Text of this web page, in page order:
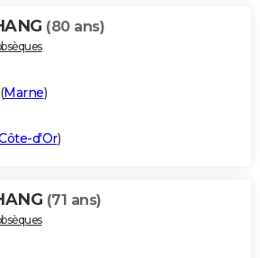
(80 ans)
(Marne)
d'Or)
(71 ans)